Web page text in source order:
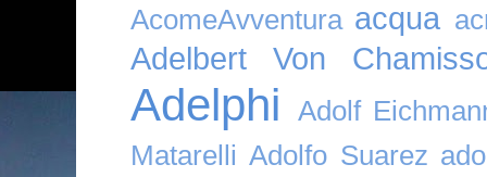
AcomeAvventura acqua
Adelbert Von
Adelphi
Adolf
Matarelli Adolfo Suarez